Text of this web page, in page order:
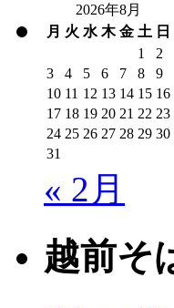
2026年8月
月 火 水 木 金 土 日
1
2
3
4 5 6 7 8
9
10 11 12 13 14 15 16
17 18 19 20 21 22 23
24 25 26 27 28 29 30
31
« 2月
越前そ